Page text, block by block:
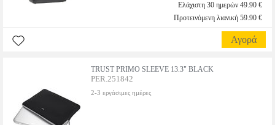
Ελάχιστη 30 ημερών 49.90 €
Προτεινόμενη λιανική 59.90 €
Αγορά
TRUST PRIMO SLEEVE 13.3" BLACK
PER.251842
2-3 εργάσιμες ημέρες